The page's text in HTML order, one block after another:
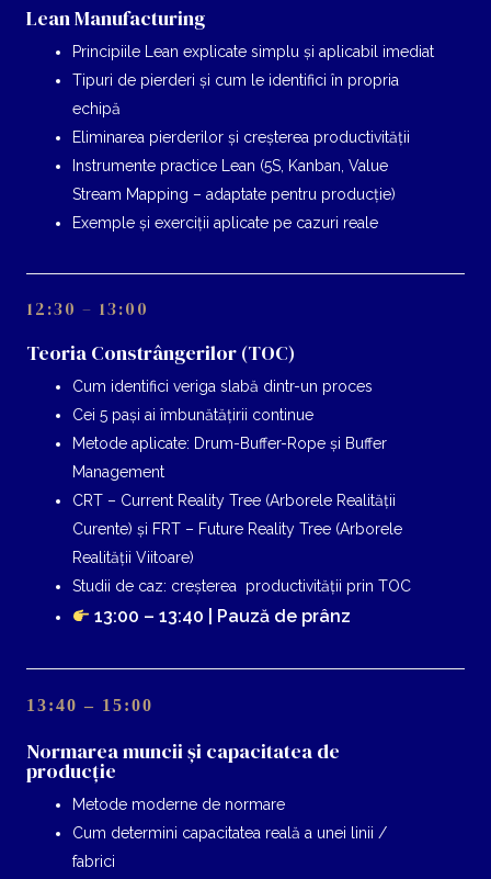
Lean Manufacturing
Principiile Lean explicate simplu și aplicabil imediat
Tipuri de pierderi și cum le identifici în propria
echipă
Eliminarea pierderilor și creșterea productivității
Instrumente practice Lean (5S, Kanban, Value
Stream Mapping – adaptate pentru producție)
Exemple și exerciții aplicate pe cazuri reale
12:30 – 13:00
Teoria Constrângerilor (TOC)
Cum identifici veriga slabă dintr-un proces
Cei 5 pași ai îmbunătățirii continue
Metode aplicate: Drum-Buffer-Rope și Buffer
Management
CRT – Current Reality Tree (Arborele Realității
Curente) și FRT – Future Reality Tree (Arborele
Realității Viitoare)
Studii de caz: creșterea productivității prin TOC
13:00 – 13:40 | Pauză de prânz
13:40 – 15:00
Normarea muncii și capacitatea de
producție
Metode moderne de normare
Cum determini capacitatea reală a unei linii /
fabrici